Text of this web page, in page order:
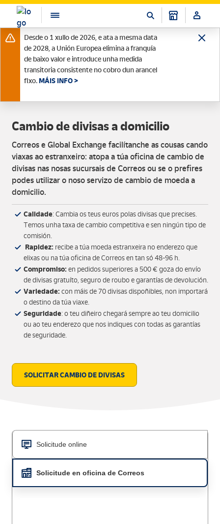
Desde o 1 xullo de 2026, e ata a mesma data
de 2028, a Unión Europea elimina a franquía
de baixo valor e introduce unha medida
transitoria consistente no cobro dun arancel
fixo. MÁIS INFO >
Cambio de divisas a domicilio
Correos e Global Exchange facilítanche as cousas cando
viaxas ao estranxeiro: atopa a túa oficina de cambio de
divisas nas nosas sucursais de Correos ou se o prefires
podes utilizar o noso servizo de cambio de moeda a
domicilio.
Calidade: Cambia os teus euros polas divisas que precises.
Temos unha taxa de cambio competitiva e sen ningún tipo de
comisión.
Rapidez: recibe a túa moeda estranxeira no enderezo que
elixas ou na túa oficina de Correos en tan só 48-96 h.
Compromiso: en pedidos superiores a 500 € goza do envío
de divisas gratuíto, seguro de roubo e garantías de devolución.
Variedade: con máis de 70 divisas dispoñibles, non importará
o destino da túa viaxe.
Seguridade: o teu diñeiro chegará sempre ao teu domicilio
ou ao teu enderezo que nos indiques con todas as garantías
de seguridade.
SOLICITAR CAMBIO DE DIVISAS
Solicitude online
Solicitude en oficina de Correos